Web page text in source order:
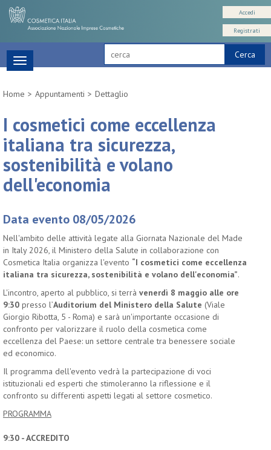
Cerca
Accedi
Registrati
Toggle
navigation
Home
Appuntamenti Dettaglio
I cosmetici come eccellenza
italiana tra sicurezza,
sostenibilità e volano
dell'economia
Data evento 08/05/2026
Nell'ambito delle attività legate alla Giornata Nazionale del Made
in Italy 2026, il Ministero della Salute in collaborazione con
Cosmetica Italia organizza l'evento “I cosmetici come eccellenza
italiana tra sicurezza, sostenibilità e volano dell'economia”.
L'incontro, aperto al pubblico, si terrà venerdì 8 maggio alle ore
9:30 presso l’Auditorium del Ministero della Salute (Viale
Giorgio Ribotta, 5 - Roma) e sarà un'importante occasione di
confronto per valorizzare il ruolo della cosmetica come
eccellenza del Paese: un settore centrale tra benessere sociale
ed economico.
Il programma dell'evento vedrà la partecipazione di voci
istituzionali ed esperti che stimoleranno la riflessione e il
confronto su differenti aspetti legati al settore cosmetico.
PROGRAMMA
9:30 - ACCREDITO